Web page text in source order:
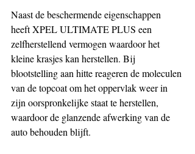
Naast de beschermende eigenschappen
heeft XPEL ULTIMATE PLUS een
zelfherstellend vermogen waardoor het
kleine krasjes kan herstellen. Bij
blootstelling aan hitte reageren de moleculen
van de topcoat om het oppervlak weer in
zijn oorspronkelijke staat te herstellen,
waardoor de glanzende afwerking van de
auto behouden blijft.